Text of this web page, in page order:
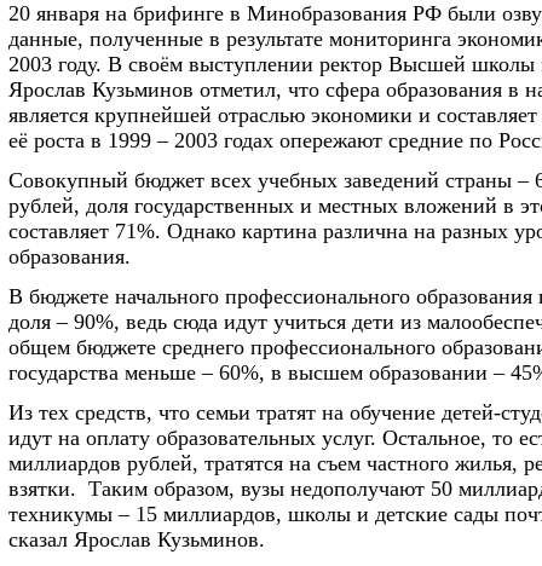
20 января на брифинге в Минобразования РФ были
данные, полученные в результате мониторинга
2003 году. В своём выступлении ректор Высшей школы
Ярослав Кузьминов отметил, что сфера образования в
является крупнейшей отраслью экономики и
её роста в 1999 – 2003 годах опережают средние по
Совокупный бюджет всех учебных заведений страны –
рублей, доля государственных и местных вложений в
составляет 71%. Однако картина различна на разных
образования.
В бюджете начального профессионального образования
доля – 90%, ведь сюда идут учиться дети из
общем бюджете среднего профессионального
государства меньше – 60%, в высшем образовании –
Из тех средств, что семьи тратят на обучение детей-
идут на оплату образовательных услуг. Остальное, то
миллиардов рублей, тратятся на съем частного жилья,
взятки. Таким образом, вузы недополучают 50
техникумы – 15 миллиардов, школы и детские сады
сказал Ярослав Кузьминов.